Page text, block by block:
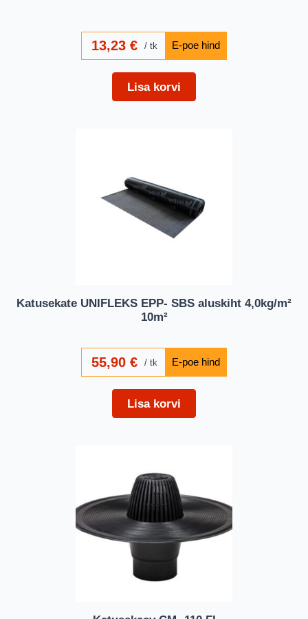
13,23 € tk
Lisa korvi
Katusekate UNIFLEKS EPP- SBS aluskiht 4,0kg/m²
10m²
55,90 € tk
Lisa korvi